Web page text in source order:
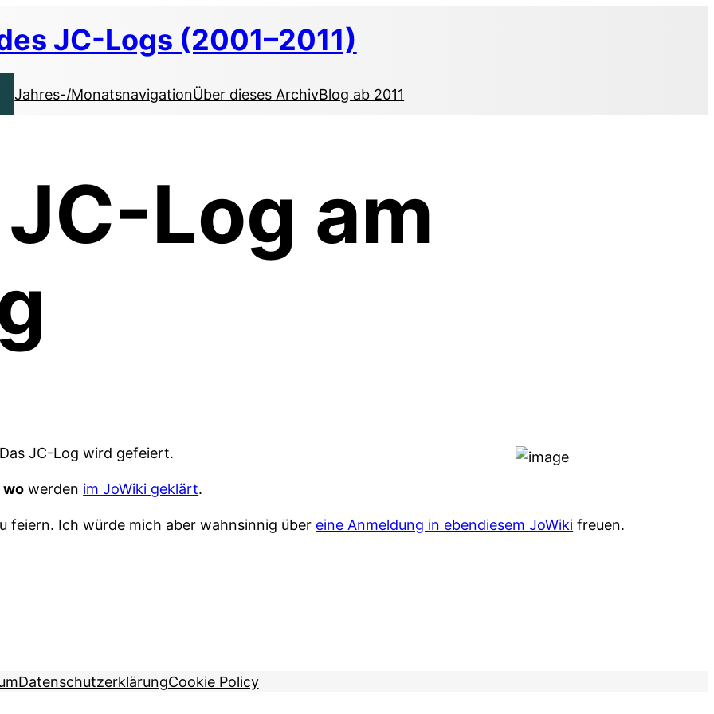
JC-Logs (2001–2011)
Jahres-/MonatsnavigationÜber dieses ArchivBlog ab 2011
Log am
JC-Log wird gefeiert.
wo werden im JoWiki geklärt.
feiern. Ich würde mich aber wahnsinnig über eine Anmeldung in ebendiesem JoWiki freuen.
DatenschutzerklärungCookie Policy